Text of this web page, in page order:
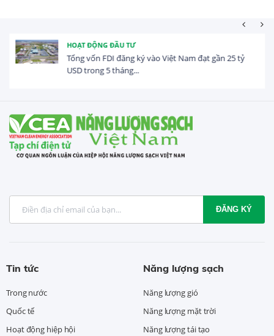
HOẠT ĐỘNG ĐẦU TƯ
Tổng vốn FDI đăng ký vào Việt Nam đạt gần 25 tỷ
USD trong 5 tháng...
ĐĂNG KÝ
Tin tức
Trong nước
Quốc tế
Hoạt động hiệp hội
Năng lượng sạch
Năng lượng gió
Năng lượng mặt trời
Năng lượng tái tạo